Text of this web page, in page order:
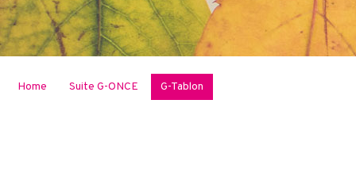
Home Suite G-ONCE G-Tablon